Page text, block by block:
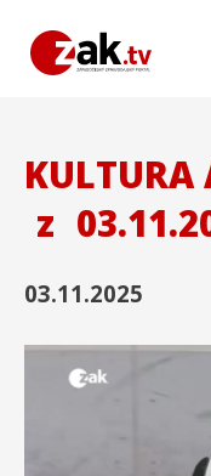
KULTURA
z
03.11.2025